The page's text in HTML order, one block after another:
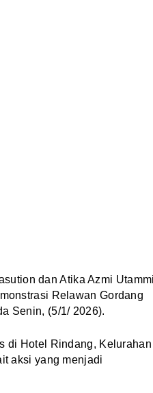
dan Atika Azmi Utammi
Relawan Gordang
Senin, (5/1/ 2026).
di Hotel Rindang, Kelurahan
aksi yang menjadi